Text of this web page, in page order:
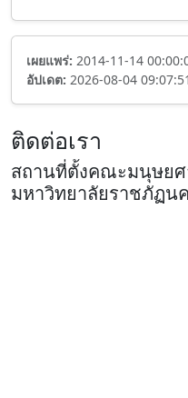
เผยแพร่: 2014-11-14
อัปเดต: 2026-08-04 09:07:51
ติดต่อเรา
สถานที่ตั้งคณะมนุษยศ
มหาวิทยาลัยราชภัฏน